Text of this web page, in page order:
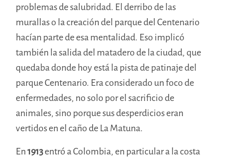
problemas de salubridad. El derribo de las
murallas o la creación del parque del Centenario
hacían parte de esa mentalidad. Eso implicó
también la salida del matadero de la ciudad, que
quedaba donde hoy está la pista de patinaje del
parque Centenario. Era considerado un foco de
enfermedades, no solo por el sacrificio de
animales, sino porque sus desperdicios eran
vertidos en el caño de La Matuna.
En1913entró a Colombia, en particular a la costa